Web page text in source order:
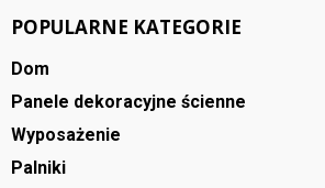
POPULARNE KATEGORIE
Dom
Panele dekoracyjne ścienne
Wyposażenie
Palniki